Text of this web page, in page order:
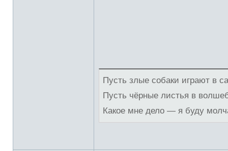
Пусть злые собаки играют в
Пусть чёрные листья в
Какое мне дело — я буду